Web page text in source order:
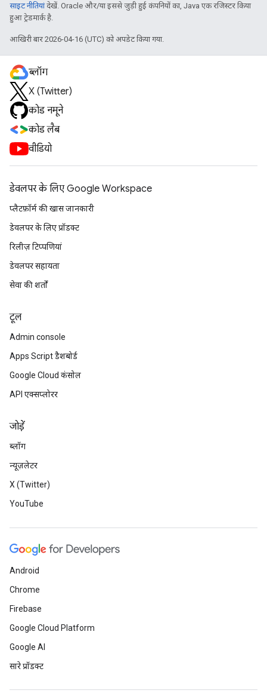
साइट नीतियांदेखें. Oracle और/या इससे जुड़ी हुई कंपनियों का, Java एक रजिस्टर किया
हुआ ट्रेडमार्क है.
आखिरी बार 2026-04-16 (UTC) को अपडेट किया गया.
ब्लॉग
X (Twitter)
कोड नमूने
कोड लैब
वीडियो
डेवलपर के लिए Google Workspace
प्लैटफ़ॉर्म की खास जानकारी
डेवलपर के लिए प्रॉडक्ट
रिलीज़ टिप्पणियां
डेवलपर सहायता
सेवा की शर्तों
टूल
Admin console
Apps Script डैशबोर्ड
Google Cloud कंसोल
API एक्सप्लोरर
जोड़ें
ब्लॉग
न्यूज़लेटर
X (Twitter)
YouTube
Android
Chrome
Firebase
Google Cloud Platform
Google AI
सारे प्रॉडक्ट